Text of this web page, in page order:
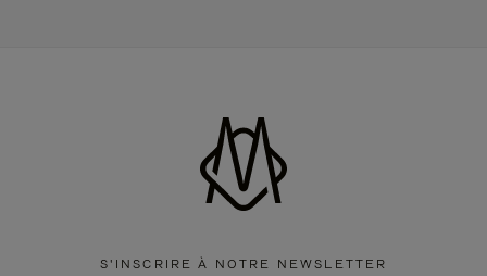
S'INSCRIRE À NOTRE NEWSLETTER